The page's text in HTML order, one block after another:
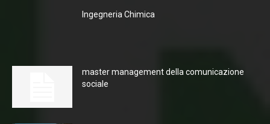
Ingegneria Chimica
master management della comunicazione
sociale